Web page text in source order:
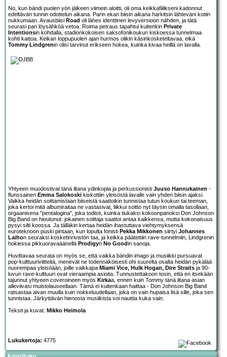
No, kun bändi puolen yön jälkeen viimein aloitti, oli oma keikkafiilikseni kadonnut
edeltävän tunnin odottelun aikana. Parin ekan biisin aikana harkitsin lähteväni kotiin
nukkumaan. Avausbiisi Road oli lähes identtinen levyversioon nähden, ja tätä
seurasi pari löysähköä vetoa. Roima petraus tapahtui kuitenkin Private
Intentionsin kohdalla, stadionkokoisen saksofonikoukun kiskoessa tunnelmaa
kohti kattoa. Keikan loppupuolen ajan hurmos olikin käsinkosketeltavaa, eikä
Tommy Lindgrenin olisi tarvinut erikseen hokea, kuinka kivaa heillä on lavalla.
Yhtyeen muodostivat tänä iltana ydinkopla ja perkussionisti Juuso Hannukainen -
flunssainen Emma Salokoski kiskottiin yleisöstä lavalle vain yhden biisin ajaksi.
Vaikka heidän soittamistaan biiseistä saattoikin tunnistaa tutun koukun tai teeman,
joka kertoi mitä albumiraitaa ne vastasivat, liikkui soitto nyt täysin omalla tasollaan,
orgaanisena "pentalogina", joka todisti, kuinka tiukaksi kokoonpanoksi Don Johnson
Big Band on hioutunut: jokainen soittaja saattoi antaa kaikkensa, mutta kokonaisuus
pysyi silti koossa. Ja tälläkin kertaa heidän ihastuttava viehtymyksensä
euroteknoon puski pintaan, kun lopulta fonisti Pekka Mikkonen siirtyi Johannes
Laihon seuraksi kosketinrivistön taa, ja keikka päätettiin rave-tunnelmiin, Lindgrenin
hokiessa pikkuoravaäänellä Prodigyn No Goodin sanoja.
Huvittavaa seurata on myös se, että vaikka bändin imago ja musiikki pursuavat
pop-kulttuuriviitteitä, menevät ne todennäköisesti ohi suurelta osalta heidän pykälää
nuorempaa yleisöään, joille vaikkapa Miami Vice, Hulk Hogan, Dire Straits ja 90-
luvun rave-kulttuuri ovat vieraampia asioita. Tunnustettakoon tosin, että en itsekään
tajunnut yhtyeen coveroineen myös Kirkaa, ennen kuin Tommy tänä iltana asian
alleviivasi muistolauseellaan. Tämä ei kuitenkaan haittaa - Don Johnson Big Band
ratsastaa aivan muulla kuin nokkeluudellaan, joka on vain hupaisa lisä sille, joka sen
tunnistaa. Järkyttävän hienosta musiikista voi nauttia kuka vain.
Teksti ja kuvat: Mikko Heimola
Lukukertoja: 4775